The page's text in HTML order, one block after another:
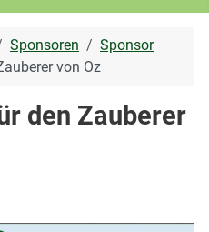
Sponsoren
Sponsor
von Oz
den Zauberer